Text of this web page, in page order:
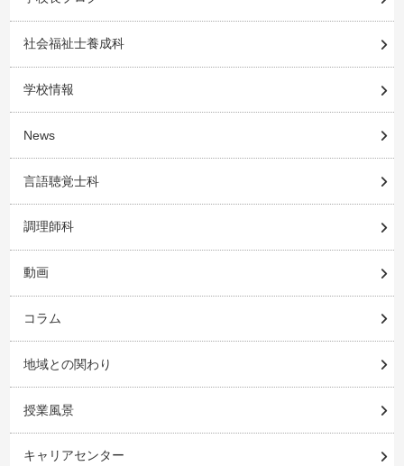
社会福祉士養成科
学校情報
News
言語聴覚士科
調理師科
動画
コラム
地域との関わり
授業風景
キャリアセンター